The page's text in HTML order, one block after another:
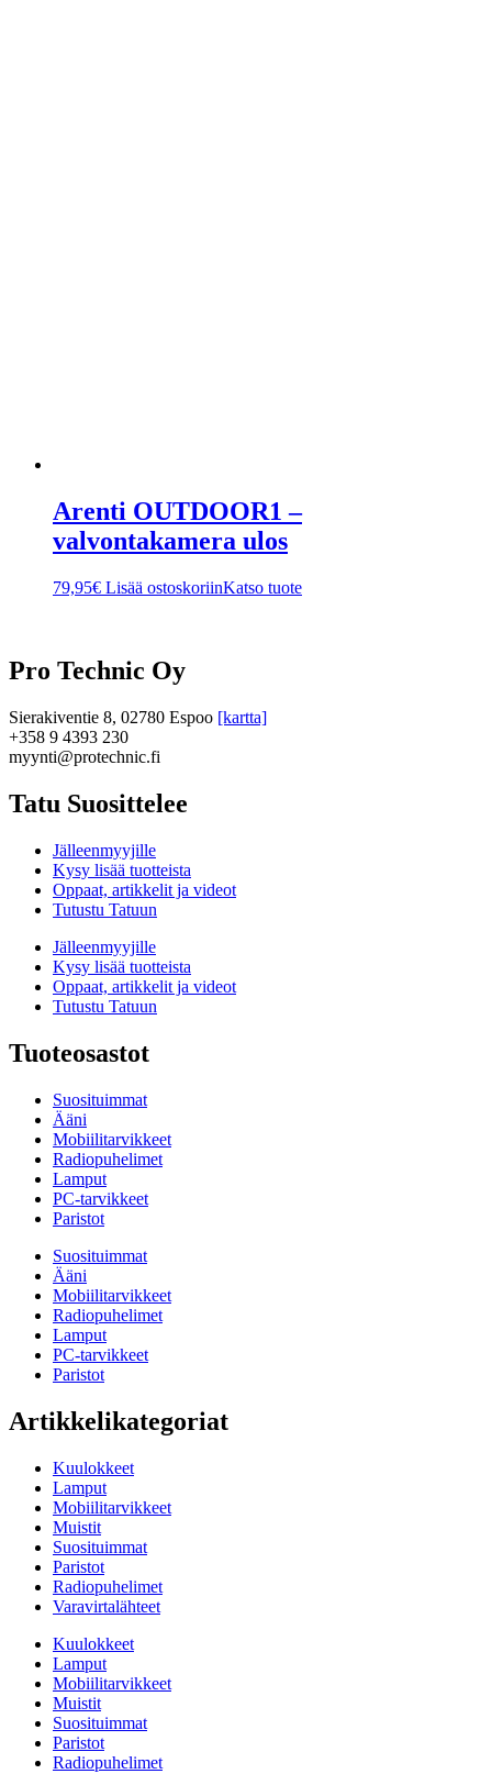
Arenti OUTDOOR1 –
valvontakamera ulos
79,95€ Lisää ostoskoriinKatso tuote
Pro Technic Oy
Sierakiventie 8, 02780 Espoo [kartta]
+358 9 4393 230
myynti@protechnic.fi
Tatu Suosittelee
Jälleenmyyjille
Kysy lisää tuotteista
Oppaat, artikkelit ja videot
Tutustu Tatuun
Jälleenmyyjille
Kysy lisää tuotteista
Oppaat, artikkelit ja videot
Tutustu Tatuun
Tuoteosastot
Suosituimmat
Ääni
Mobiilitarvikkeet
Radiopuhelimet
Lamput
PC-tarvikkeet
Paristot
Suosituimmat
Ääni
Mobiilitarvikkeet
Radiopuhelimet
Lamput
PC-tarvikkeet
Paristot
Artikkelikategoriat
Kuulokkeet
Lamput
Mobiilitarvikkeet
Muistit
Suosituimmat
Paristot
Radiopuhelimet
Varavirtalähteet
Kuulokkeet
Lamput
Mobiilitarvikkeet
Muistit
Suosituimmat
Paristot
Radiopuhelimet